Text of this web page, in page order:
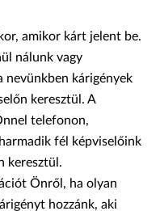
amikor kárt jelent be.
nálunk vagy
nevünkben kárigények
keresztül. A
telefonon,
fél képviselőink
keresztül.
Önről, ha olyan
hozzánk, aki